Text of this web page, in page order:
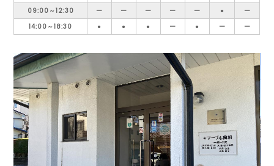
09:00～12:30
ー ー ー ー ー ●
ー
14:00～18:30
● ● ● ー ● ー ー